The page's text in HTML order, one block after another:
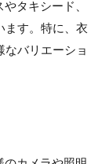
タキシード、
ます。特に、衣
バリエーショ